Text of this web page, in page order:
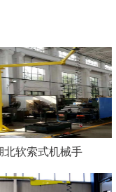
北软索式机械手